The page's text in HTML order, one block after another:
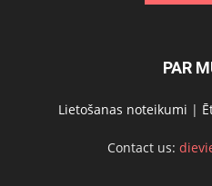
PAR
Lietošanas noteikumi |
Contact us: